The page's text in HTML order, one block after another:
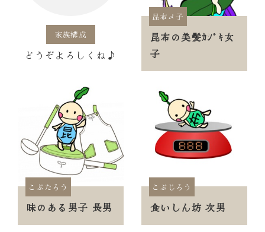
家族構成
どうぞよろしくね♪
昆布〆子
昆布の美髪ｶｼﾞｷ女
子
こぶたろう
味のある男子 長男
こぶじろう
食いしん坊 次男